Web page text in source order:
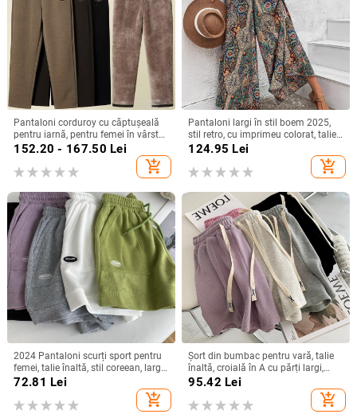
Pantaloni corduroy cu căptușeală
pentru iarnă, pentru femei în vârstă,
stil haarem.
152.20 - 167.50 Lei
add_shopping_cart
Pantaloni largi în stil boem 2025,
stil retro, cu imprimeu colorat, talie
înaltă, croială lejeră
124.95 Lei
add_shopping_cart
2024 Pantaloni scurți sport pentru
femei, talie înaltă, stil coreean, largi,
șnur, croială în formă de A
72.81 Lei
add_shopping_cart
Șort din bumbac pentru vară, talie
înaltă, croială în A cu părți largi,
lungime capri, casual, stil urban
95.42 Lei
add_shopping_cart